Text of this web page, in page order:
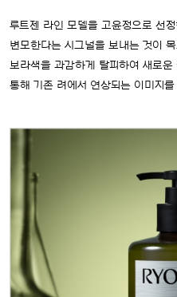
루트젠 라인 모델을 고윤정으로 선
변모한다는 시그널을 보내는 것이
보라색을 과감하게 탈피하여 새로운
통해 기존 려에서 연상되는 이미지를